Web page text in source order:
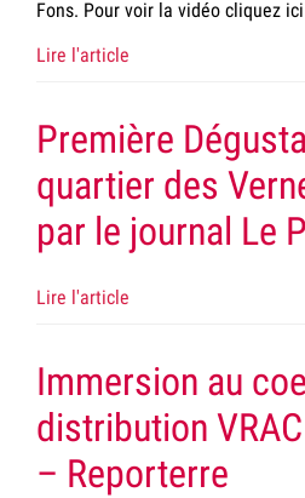
Fons. Pour voir la vidéo cliquez
Lire l'article
Première
quartier des
par le journal Le
Lire l'article
Immersion au
distribution
– Reporterre